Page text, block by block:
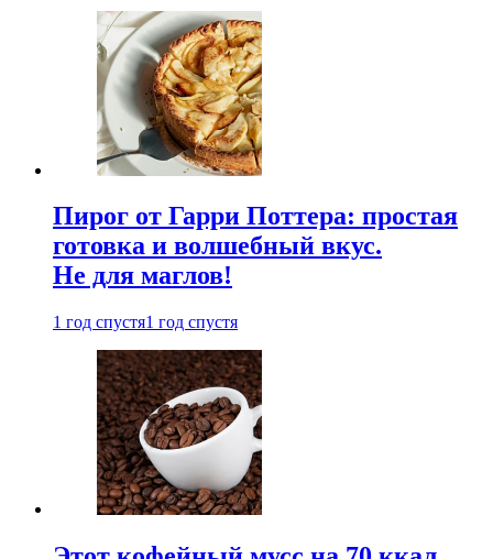
Пирог от Гарри Поттера: простая
готовка и волшебный вкус.
Не для маглов!
1 год спустя1 год спустя